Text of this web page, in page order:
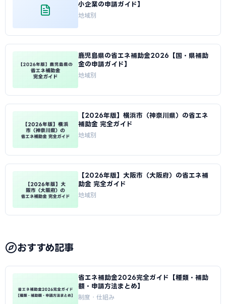
小企業の申請ガイド】
地域別
鹿児島県の省エネ補助金2026【国・県補助
金の申請ガイド】
地域別
【2026年版】横浜市（神奈川県）の省エネ
補助金 完全ガイド
地域別
【2026年版】大阪市（大阪府）の省エネ補
助金 完全ガイド
地域別
おすすめ記事
省エネ補助金2026完全ガイド【種類・補助
額・申請方法まとめ】
制度・仕組み